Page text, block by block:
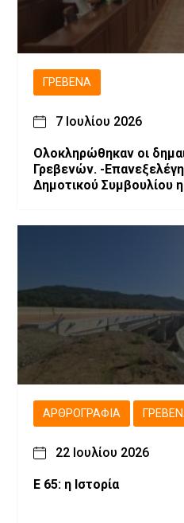
ΓΡΕΒΕΝΆ
7 Ιουλίου 2026
Ολοκληρώθηκαν οι
Γρεβενών. -Επανεξελέγη Πρόεδρος του
Δημοτικού Συμβουλίου η
ΑΡΘΡΟΓΡΑΦΊΑ
22 Ιουλίου 2026
Ε 65: η Ιστορία